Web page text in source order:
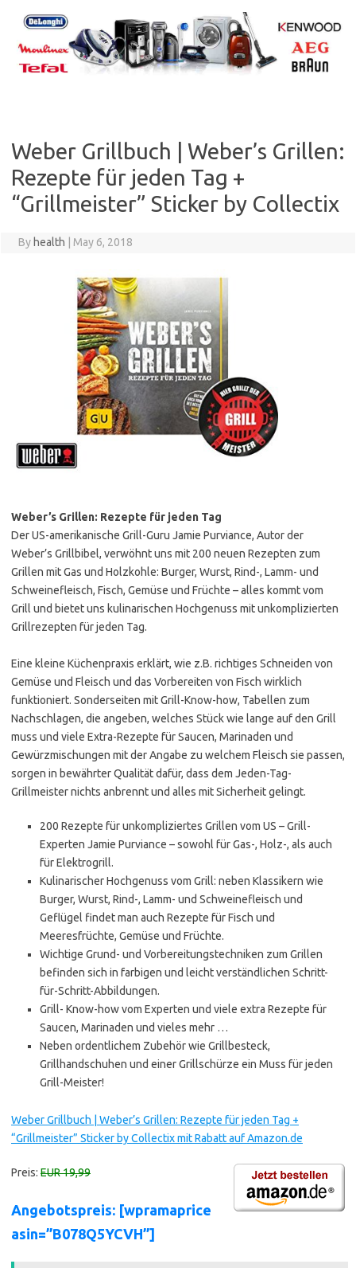
content
Weber Grillbuch | Weber’s Grillen:
Rezepte für jeden Tag +
“Grillmeister” Sticker by Collectix
By health May 6, 2018
Weber’s Grillen: Rezepte für jeden Tag
Der US-amerikanische Grill-Guru Jamie Purviance, Autor der
Weber’s Grillbibel, verwöhnt uns mit 200 neuen Rezepten zum
Grillen mit Gas und Holzkohle: Burger, Wurst, Rind-, Lamm- und
Schweinefleisch, Fisch, Gemüse und Früchte – alles kommt vom
Grill und bietet uns kulinarischen Hochgenuss mit unkomplizierten
Grillrezepten für jeden Tag.
Eine kleine Küchenpraxis erklärt, wie z.B. richtiges Schneiden von
Gemüse und Fleisch und das Vorbereiten von Fisch wirklich
funktioniert. Sonderseiten mit Grill-Know-how, Tabellen zum
Nachschlagen, die angeben, welches Stück wie lange auf den Grill
muss und viele Extra-Rezepte für Saucen, Marinaden und
Gewürzmischungen mit der Angabe zu welchem Fleisch sie passen,
sorgen in bewährter Qualität dafür, dass dem Jeden-Tag-
Grillmeister nichts anbrennt und alles mit Sicherheit gelingt.
200 Rezepte für unkompliziertes Grillen vom US – Grill-
Experten Jamie Purviance – sowohl für Gas-, Holz-, als auch
für Elektrogrill.
Kulinarischer Hochgenuss vom Grill: neben Klassikern wie
Burger, Wurst, Rind-, Lamm- und Schweinefleisch und
Geflügel findet man auch Rezepte für Fisch und
Meeresfrüchte, Gemüse und Früchte.
Wichtige Grund- und Vorbereitungstechniken zum Grillen
befinden sich in farbigen und leicht verständlichen Schritt-
für-Schritt-Abbildungen.
Grill- Know-how vom Experten und viele extra Rezepte für
Saucen, Marinaden und vieles mehr …
Neben ordentlichem Zubehör wie Grillbesteck,
Grillhandschuhen und einer Grillschürze ein Muss für jeden
Grill-Meister!
Weber Grillbuch | Weber’s Grillen: Rezepte für jeden Tag +
“Grillmeister” Sticker by Collectix mit Rabatt auf Amazon.de
Preis: EUR 19,99
Angebotspreis: [wpramaprice
asin=”B078Q5YCVH”]